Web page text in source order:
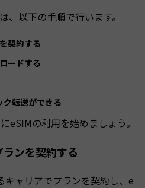
以下の手順で行います。
契約する
ードする
転送ができる
eSIMの利用を始めましょう。
ンを契約する
キャリアでプランを契約し、e